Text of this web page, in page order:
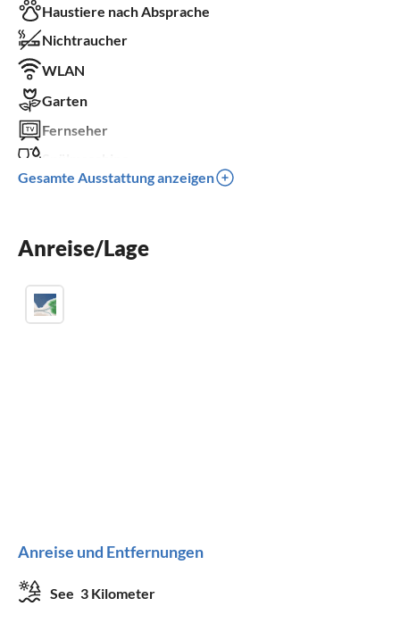
Haustiere nach Absprache
Nichtraucher
WLAN
Garten
Fernseher
Kinderbett
Gesamte Ausstattung anzeigen
Anreise/Lage
Anreise und Entfernungen
See 3 Kilometer